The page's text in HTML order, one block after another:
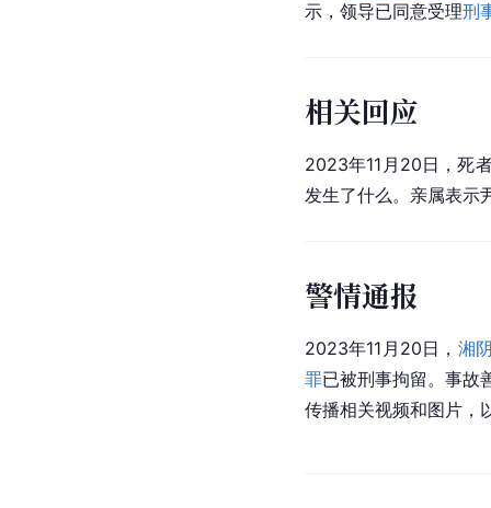
示，领导已同意受理刑
相关回应
2023年11月20日，死
发生了什么。亲属表示
警情通报
2023年11月20日， 湘
罪已被刑事拘留。事故
传播相关视频和图片，